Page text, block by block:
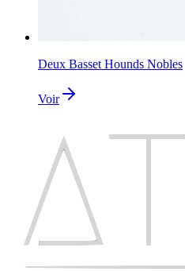
Deux Basset Hounds Nobles
Voir